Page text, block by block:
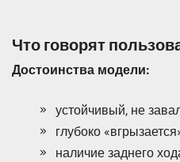
Что говорят
Достоинства модели:
устойчивый, не
глубоко
наличие заднего